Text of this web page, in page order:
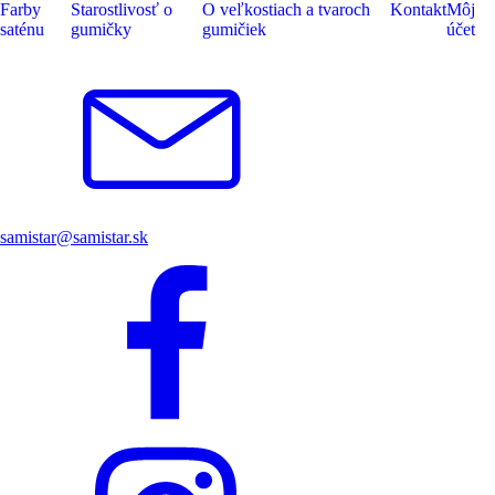
Farby
saténu
Starostlivosť o
gumičky
O veľkostiach a tvaroch
gumičiek
KontaktMôj
účet
samistar@samistar.sk